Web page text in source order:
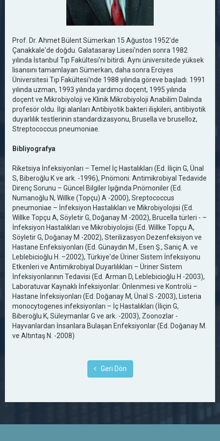
Prof. Dr. Ahmet Bülent Sümerkan 15 Ağustos 1952'de
Çanakkale'de doğdu. Galatasaray Lisesi'nden sonra 1982
yılında İstanbul Tıp Fakültesi'ni bitirdi. Aynı üniversitede yüksek
lisansını tamamlayan Sümerkan, daha sonra Erciyes
Üniversitesi Tıp Fakültesi'nde 1988 yılında göreve başladı. 1991
yılında uzman, 1993 yılında yardımcı doçent, 1995 yılında
doçent ve Mikrobiyoloji ve Klinik Mikrobiyoloji Anabilim Dalında
profesör oldu. İlgi alanları Antibiyotik bakteri ilişkileri, antibiyotik
duyarlılık testlerinin standardizasyonu, Brusella ve bruselloz,
Streptococcus pneumoniae.
Bibliyografya
Riketsiya İnfeksiyonları – Temel İç Hastalıkları (Ed. İliçin G, Ünal
S, Biberoğlu K ve ark. -1996), Pnömoni: Antimikrobiyal Tedavide
Direnç Sorunu – Güncel Bilgiler Işığında Pnömoniler (Ed.
Numanoğlu N, Willke (Topçu) A -2000), Sreptococcus
pneumoniae – İnfeksiyon Hastalıkları ve Mikrobiyolojisi (Ed.
Willke Topçu A, Söyletir G, Doğanay M -2002), Brucella türleri - –
İnfeksiyon Hastalıkları ve Mikrobiyolojisi (Ed. Willke Topçu A,
Söyletir G, Doğanay M -2002), Sterilizasyon Dezenfeksiyon ve
Hastane Enfeksiyonları (Ed. Günaydın M., Esen Ş., Saniç A. ve
Leblebicioğlu H. –2002), Türkiye'de Üriner Sistem İnfeksiyonu
Etkenleri ve Antimikrobiyal Duyarlılıkları – Üriner Sistem
İnfeksiyonlarının Tedavisi (Ed. Arman D, Leblebicioğlu H -2003),
Laboratuvar Kaynaklı İnfeksiyonlar: Önlenmesi ve Kontrolü –
Hastane İnfeksiyonları (Ed. Doğanay M, Ünal S -2003), Listeria
monocytogenes infeksiyonları – İç Hastalıkları (İliçin G,
Biberoğlu K, Süleymanlar G ve ark. -2003), Zoonozlar -
Hayvanlardan İnsanlara Bulaşan Enfeksiyonlar (Ed. Doğanay M.
ve Altıntaş N. -2008)
Geri Dön